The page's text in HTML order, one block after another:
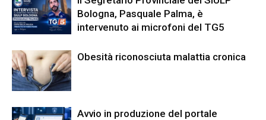
Bologna, Pasquale Palma, è
intervenuto ai microfoni del TG5
Obesità riconosciuta malattia cronica
Avvio in produzione del portale